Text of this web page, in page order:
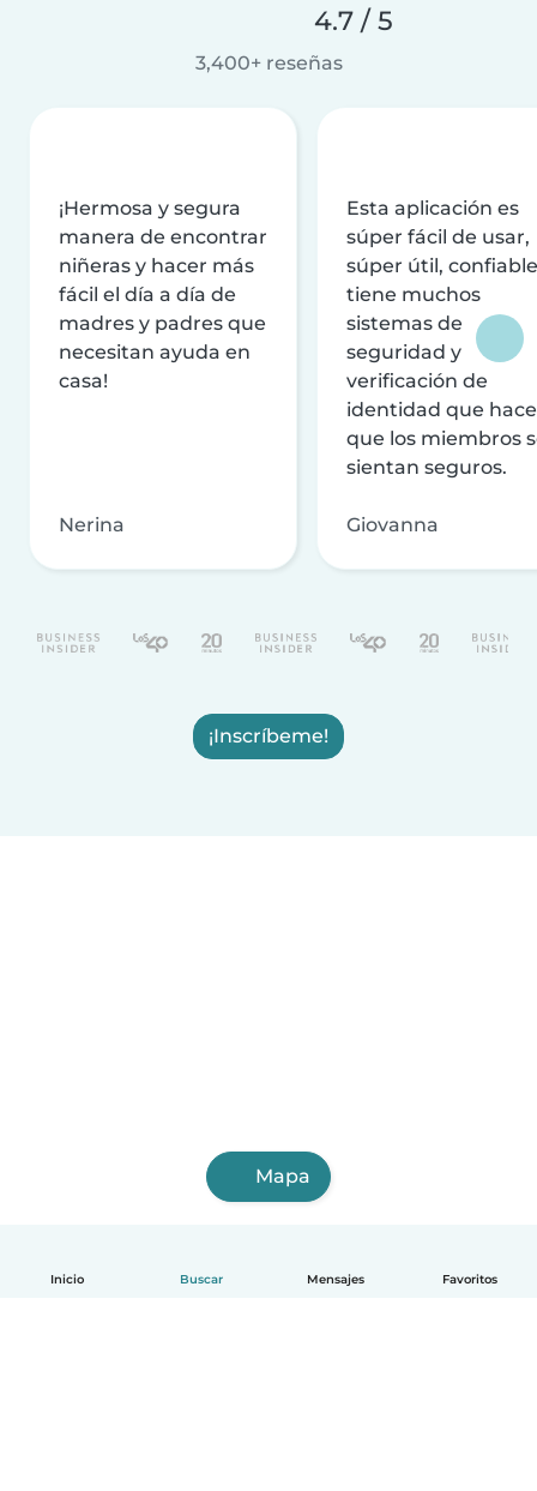
Inicio Buscar Mensajes Favoritos
4.7 / 5
3,400+ reseñas
¡Hermosa y segura
manera de encontrar
niñeras y hacer más
fácil el día a día de
madres y padres que
necesitan ayuda en
casa!
Nerina
Esta aplicación es
súper fácil de usar,
súper útil,
tiene muchos
sistemas de
seguridad y
verificación de
identidad que
que los miembros
sientan seguros.
Giovanna
¡Inscríbeme!
Mapa